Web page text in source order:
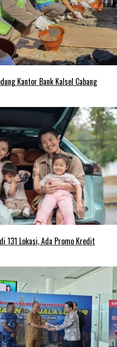
Kantor Bank Kalsel Cabang
131 Lokasi, Ada Promo Kredit